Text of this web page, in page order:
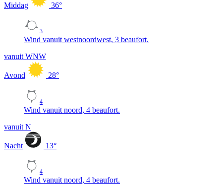
Middag 36°
3
Wind vanuit westnoordwest, 3 beaufort.
vanuit WNW
Avond 28°
4
Wind vanuit noord, 4 beaufort.
vanuit N
Nacht 13°
4
Wind vanuit noord, 4 beaufort.